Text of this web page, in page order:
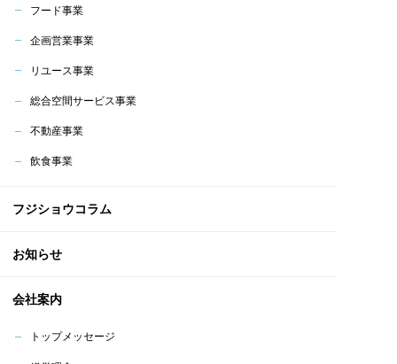
フード事業
企画営業事業
リユース事業
総合空間サービス事業
不動産事業
飲食事業
フジショウコラム
お知らせ
会社案内
トップメッセージ